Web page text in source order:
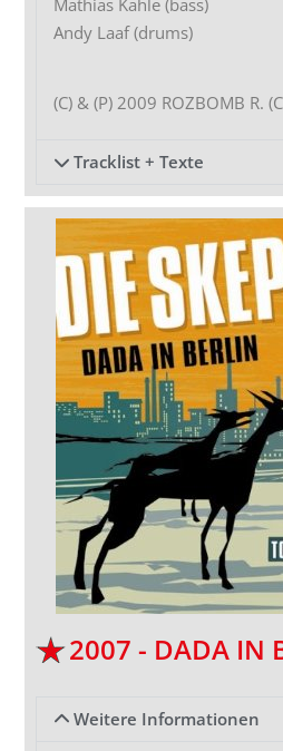
Mathias Kahle (bass)
Andy Laaf (drums)
(C) & (P) 2009 ROZBOMB R.
Tracklist + Texte
2007 - DADA IN
Weitere Informationen